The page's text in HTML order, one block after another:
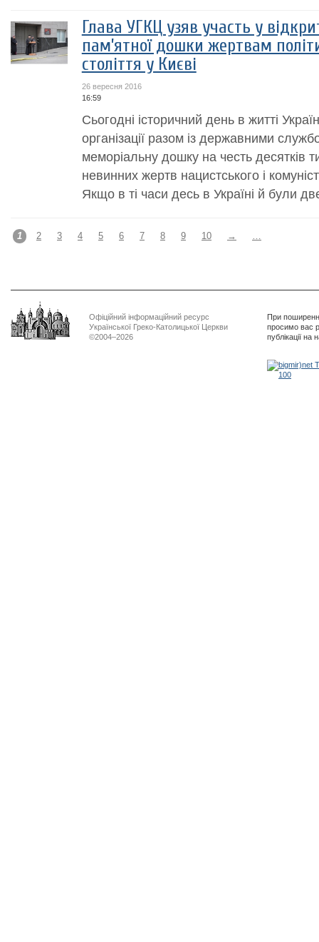
Глава УГКЦ узяв участь у
пам’ятної дошки жертвам
століття у Києві
26 вересня 2016
16:59
Cьогодні історичний день в житті
організації разом із державними
меморіальну дошку на честь десятків
невинних жертв нацистського і
Якщо в ті часи десь в Україні й були
1 2 3 4 5 6 7 8 9 10 → …
Офіційний інформаційний ресурс
Української Греко-Католицької Церкви
©2004–2026
При
просимо вас
публікації на